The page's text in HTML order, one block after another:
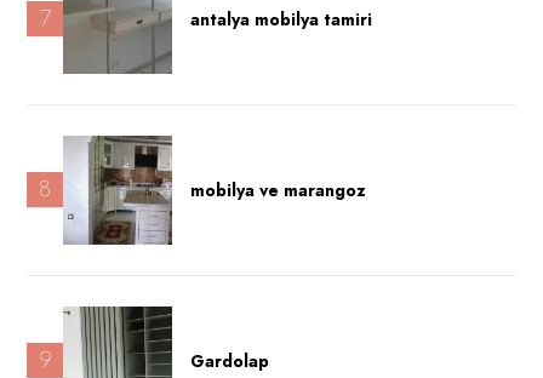
7 antalya mobilya tamiri
8 mobilya ve marangoz
9 Gardolap